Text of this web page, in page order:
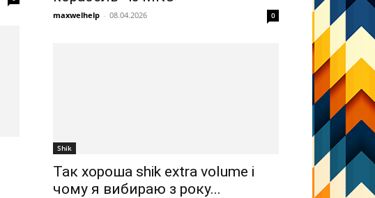
maxwelhelp - 08.04.2026 0
Shik
Так хороша shik extra volume і
чому я вибираю з року...